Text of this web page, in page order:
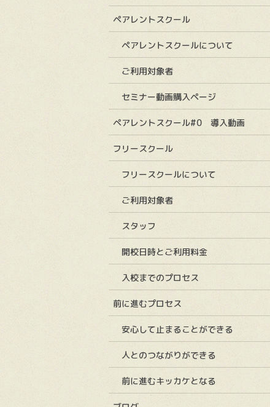
ペアレントスクール
ペアレントスクールについて
ご利用対象者
セミナー動画購入ページ
ペアレントスクール#0 導入動画
フリースクール
フリースクールについて
ご利用対象者
スタッフ
開校日時とご利用料金
入校までのプロセス
前に進むプロセス
安心して止まることができる
人とのつながりができる
前に進むキッカケとなる